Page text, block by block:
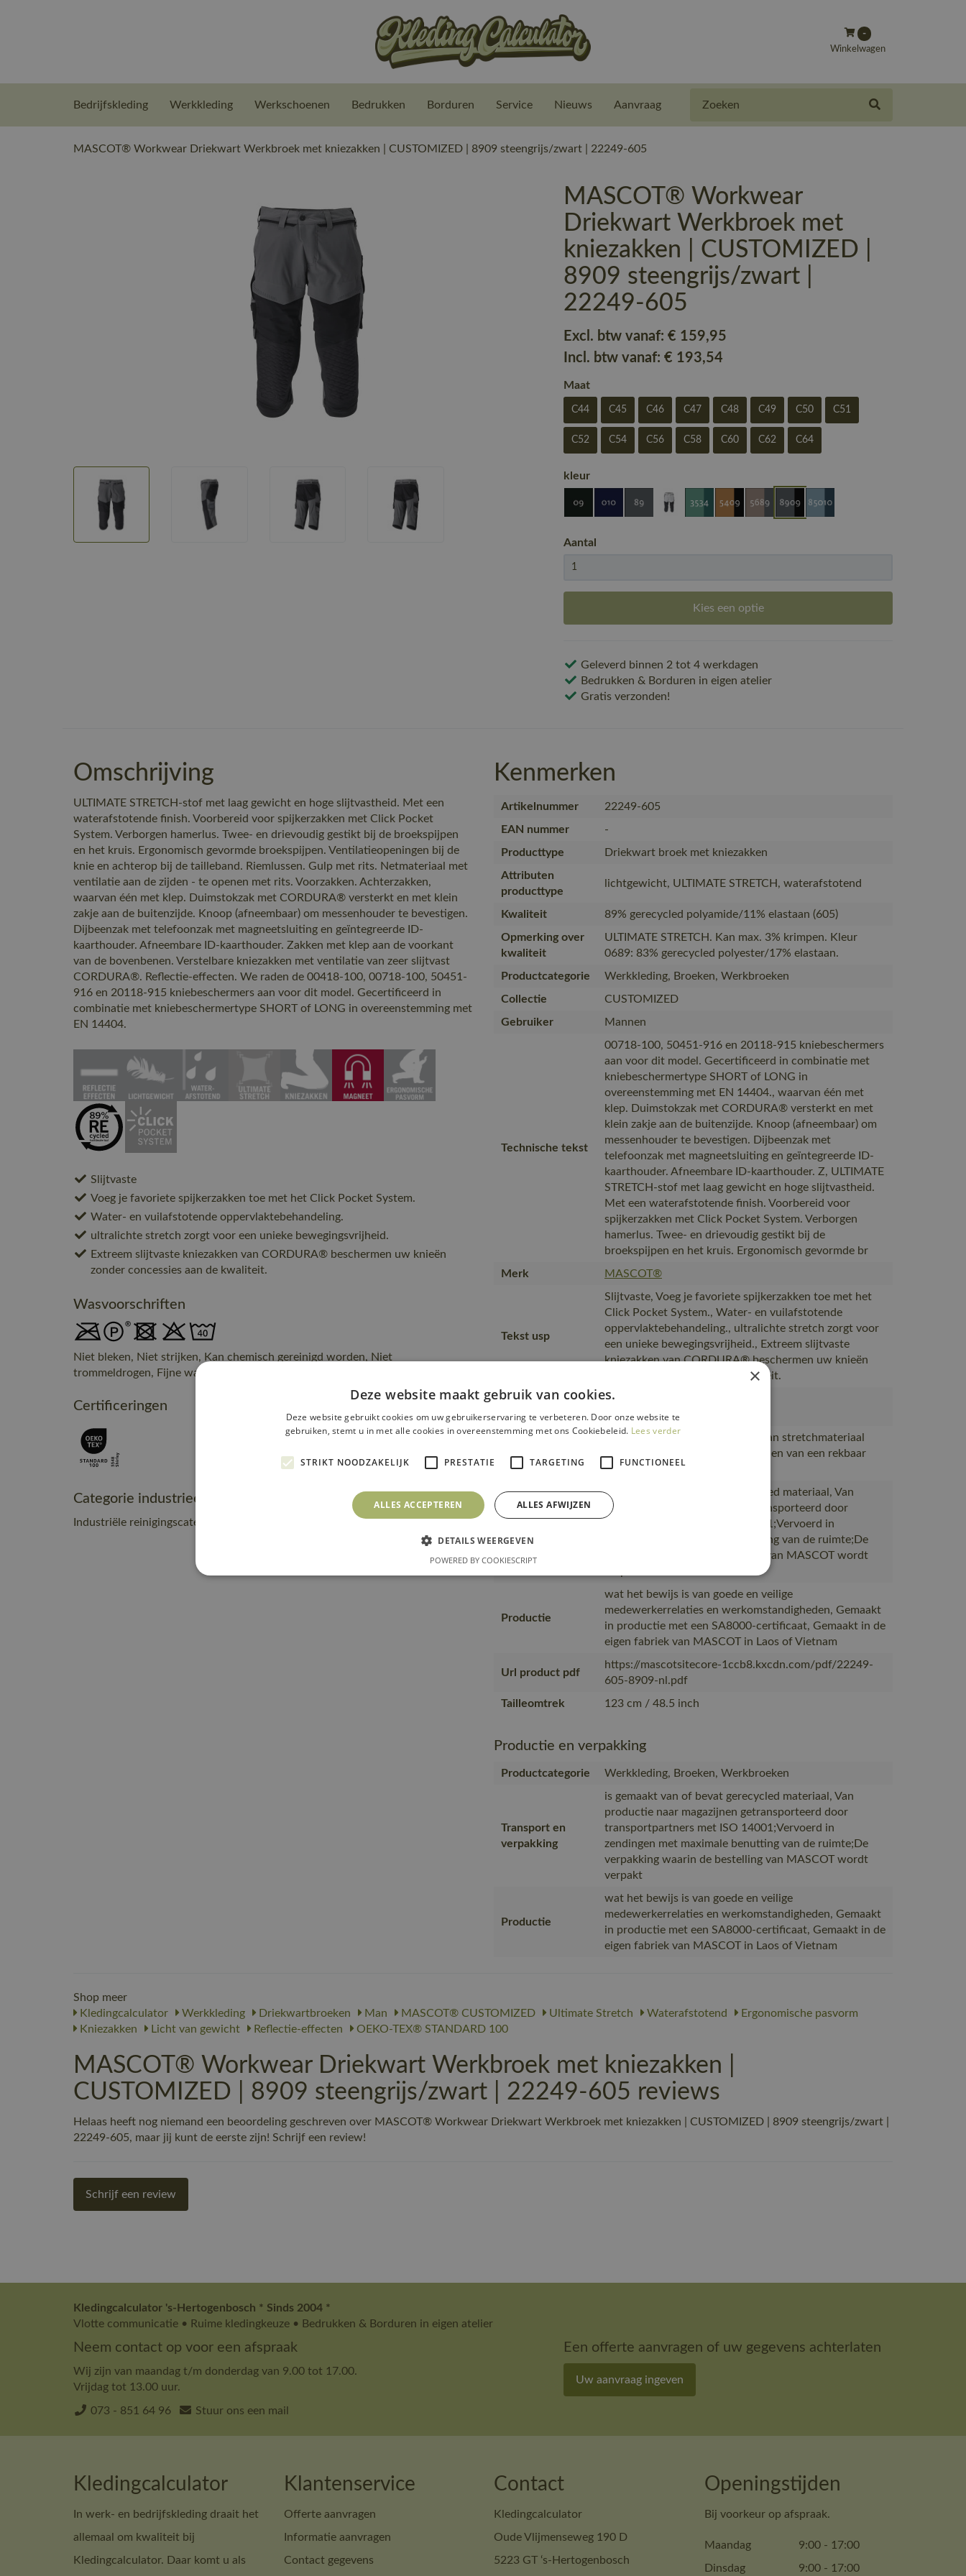
-
Winkelwagen
Bedrijfskleding Werkkleding Werkschoenen Bedrukken Borduren Service Nieuws Aanvraag
MASCOT® Workwear Driekwart Werkbroek met kniezakken | CUSTOMIZED | 8909 steengrijs/zwart | 22249-605
MASCOT® Workwear
Driekwart Werkbroek met
kniezakken | CUSTOMIZED |
8909 steengrijs/zwart |
22249-605
Excl. btw vanaf:€ 159,95
Incl. btw vanaf:€ 193,54
Maat
C44 C45 C46 C47 C48 C49 C50 C51
C52 C54 C56 C58 C60 C62 C64
kleur
Aantal
Kies een optie
Geleverd binnen 2 tot 4 werkdagen
Bedrukken & Borduren in eigen atelier
Gratis verzonden!
Omschrijving
ULTIMATE STRETCH-stof met laag gewicht en hoge slijtvastheid. Met een
waterafstotende finish. Voorbereid voor spijkerzakken met Click Pocket
System. Verborgen hamerlus. Twee- en drievoudig gestikt bij de broekspijpen
en het kruis. Ergonomisch gevormde broekspijpen. Ventilatieopeningen bij de
knie en achterop bij de tailleband. Riemlussen. Gulp met rits. Netmateriaal met
ventilatie aan de zijden - te openen met rits. Voorzakken. Achterzakken,
waarvan één met klep. Duimstokzak met CORDURA® versterkt en met klein
zakje aan de buitenzijde. Knoop (afneembaar) om messenhouder te bevestigen.
Dijbeenzak met telefoonzak met magneetsluiting en geïntegreerde ID-
kaarthouder. Afneembare ID-kaarthouder. Zakken met klep aan de voorkant
van de bovenbenen. Verstelbare kniezakken met ventilatie van zeer slijtvast
CORDURA®. Reflectie-effecten. We raden de 00418-100, 00718-100, 50451-
916 en 20118-915 kniebeschermers aan voor dit model. Gecertificeerd in
combinatie met kniebeschermertype SHORT of LONG in overeenstemming met
EN 14404.
Slijtvaste
Voeg je favoriete spijkerzakken toe met het Click Pocket System.
Water- en vuilafstotende oppervlaktebehandeling.
ultralichte stretch zorgt voor een unieke bewegingsvrijheid.
Extreem slijtvaste kniezakken van CORDURA® beschermen uw knieën
zonder concessies aan de kwaliteit.
Wasvoorschriften
Niet bleken, Niet strijken, Kan chemisch gereinigd worden, Niet
trommeldrogen, Fijne was, max. 40° C
Certificeringen
Categorie industrieel onderhoud
Industriële reinigingscategorie C2
Kenmerken
Artikelnummer
22249-605
EAN nummer
-
Producttype
Driekwart broek met kniezakken
Attributen
producttype
lichtgewicht, ULTIMATE STRETCH, waterafstotend
Kwaliteit
89% gerecycled polyamide/11% elastaan (605)
Opmerking over
kwaliteit
ULTIMATE STRETCH. Kan max. 3% krimpen. Kleur
0689: 83% gerecycled polyester/17% elastaan.
Productcategorie
Werkkleding, Broeken, Werkbroeken
Collectie
CUSTOMIZED
Gebruiker
Mannen
Technische tekst
00718-100, 50451-916 en 20118-915 kniebeschermers
aan voor dit model. Gecertificeerd in combinatie met
kniebeschermertype SHORT of LONG in
overeenstemming met EN 14404., waarvan één met
klep. Duimstokzak met CORDURA® versterkt en met
klein zakje aan de buitenzijde. Knoop (afneembaar) om
messenhouder te bevestigen. Dijbeenzak met
telefoonzak met magneetsluiting en geïntegreerde ID-
kaarthouder. Afneembare ID-kaarthouder. Z, ULTIMATE
STRETCH-stof met laag gewicht en hoge slijtvastheid.
Met een waterafstotende finish. Voorbereid voor
spijkerzakken met Click Pocket System. Verborgen
hamerlus. Twee- en drievoudig gestikt bij de
broekspijpen en het kruis. Ergonomisch gevormde br
Merk
MASCOT®
Tekst usp
Slijtvaste, Voeg je favoriete spijkerzakken toe met het
Click Pocket System., Water- en vuilafstotende
oppervlaktebehandeling., ultralichte stretch zorgt voor
een unieke bewegingsvrijheid., Extreem slijtvaste
kniezakken van CORDURA® beschermen uw knieën
zonder concessies aan de kwaliteit.
Fitting
accessories
Omdat het product gemaakt is van stretchmateriaal
dient er gebruik gemaakt te worden van een rekbaar
transfer.
verpakking
is gemaakt van of bevat gerecycled materiaal, Van
productie naar magazijnen getransporteerd door
transportpartners met ISO 14001;Vervoerd in
zendingen met maximale benutting van de ruimte;De
verpakking waarin de bestelling van MASCOT wordt
Productie
wat het bewijs is van goede en veilige
medewerkerrelaties en werkomstandigheden, Gemaakt
in productie met een SA8000-certificaat, Gemaakt in de
eigen fabriek van MASCOT in Laos of Vietnam
Url product pdf
https://mascotsitecore-1ccb8.kxcdn.com/pdf/22249-
605-8909-nl.pdf
Tailleomtrek
123 cm / 48.5 inch
Productie en verpakking
Productcategorie Werkkleding, Broeken, Werkbroeken
Transport en
verpakking
is gemaakt van of bevat gerecycled materiaal, Van
productie naar magazijnen getransporteerd door
transportpartners met ISO 14001;Vervoerd in
zendingen met maximale benutting van de ruimte;De
verpakking waarin de bestelling van MASCOT wordt
verpakt
Productie
wat het bewijs is van goede en veilige
medewerkerrelaties en werkomstandigheden, Gemaakt
in productie met een SA8000-certificaat, Gemaakt in de
eigen fabriek van MASCOT in Laos of Vietnam
Shop meer
Kledingcalculator
Werkkleding Driekwartbroeken Man MASCOT® CUSTOMIZED Ultimate Stretch Waterafstotend
Ergonomische pasvorm
Kniezakken
Licht van gewicht Reflectie-effecten OEKO-TEX® STANDARD 100
MASCOT® Workwear Driekwart Werkbroek met kniezakken |
CUSTOMIZED | 8909 steengrijs/zwart | 22249-605 reviews
Helaas heeft nog niemand een beoordeling geschreven over MASCOT® Workwear Driekwart Werkbroek met kniezakken | CUSTOMIZED | 8909 steengrijs/zwart |
22249-605, maar jij kunt de eerste zijn! Schrijf een review!
Schrijf een review
Kledingcalculator 's-Hertogenbosch * Sinds 2004 *
Vlotte communicatie • Ruime kledingkeuze • Bedrukken & Borduren in eigen atelier
Neem contact op voor een afspraak
Wij zijn van maandag t/m donderdag van 9.00 tot 17.00.
Vrijdag tot 13.00 uur.
073 - 851 64 96 Stuur ons een mail
Een offerte aanvragen of uw gegevens achterlaten
Uw aanvraag ingeven
Kledingcalculator
In werk- en bedrijfskleding draait het
allemaal om kwaliteit bij
Kledingcalculator. Daar komt u als
Klantenservice
Offerte aanvragen
Informatie aanvragen
Contact gegevens
Contact
Kledingcalculator
Oude Vlijmenseweg 190 D
5223 GT ‘s-Hertogenbosch
Openingstijden
Bij voorkeur op afspraak.
Maandag 9:00 - 17:00
Dinsdag
9:00 - 17:00
×
Deze website maakt gebruik van cookies.
Deze website gebruikt cookies om uw gebruikerservaring te verbeteren. Door onze website te
gebruiken, stemt u in met alle cookies in overeenstemming met ons Cookiebeleid. Lees verder
STRIKT NOODZAKELIJK PRESTATIE TARGETING FUNCTIONEEL
ALLES ACCEPTEREN ALLES AFWIJZEN
DETAILS WEERGEVEN
POWERED BY COOKIESCRIPT